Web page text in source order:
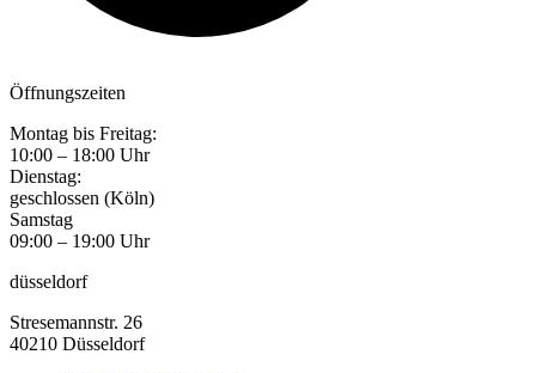
Öffnungszeiten
Montag bis Freitag:
10:00 – 18:00 Uhr
Dienstag:
geschlossen (Köln)
Samstag
09:00 – 19:00 Uhr
düsseldorf
Stresemannstr. 26
40210 Düsseldorf